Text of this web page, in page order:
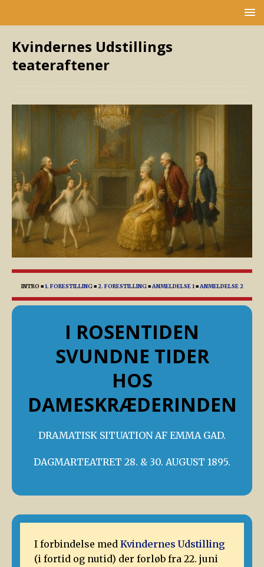
Kvindernes Udstillings
teateraftener
INTRO ■1. FORESTILLING■2. FORESTILLING■ANMELDELSE 1■ANMELDELSE 2
I ROSENTIDEN
SVUNDNE TIDER
HOS
DAMESKRÆDERINDEN
DRAMATISK SITUATION AF EMMA GAD.
DAGMARTEATRET 28. & 30. AUGUST 1895.
I forbindelse med Kvindernes Udstilling
(i fortid og nutid) der forløb fra 22. juni